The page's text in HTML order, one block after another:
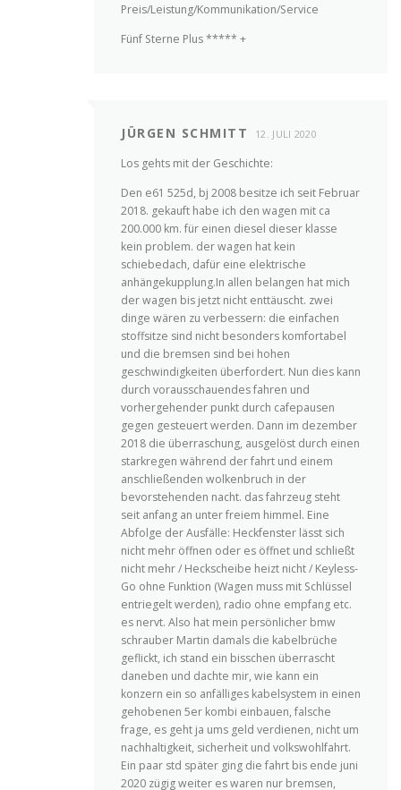
Preis/Leistung/Kommunikation/Service
Fünf Sterne Plus ***** +
JÜRGEN SCHMITT 12. JULI 2020
Los gehts mit der Geschichte:
Den e61 525d, bj 2008 besitze ich seit Februar
2018. gekauft habe ich den wagen mit ca
200.000 km. für einen diesel dieser klasse
kein problem. der wagen hat kein
schiebedach, dafür eine elektrische
anhängekupplung.In allen belangen hat mich
der wagen bis jetzt nicht enttäuscht. zwei
dinge wären zu verbessern: die einfachen
stoffsitze sind nicht besonders komfortabel
und die bremsen sind bei hohen
geschwindigkeiten überfordert. Nun dies kann
durch vorausschauendes fahren und
vorhergehender punkt durch cafepausen
gegen gesteuert werden. Dann im dezember
2018 die überraschung, ausgelöst durch einen
starkregen während der fahrt und einem
anschließenden wolkenbruch in der
bevorstehenden nacht. das fahrzeug steht
seit anfang an unter freiem himmel. Eine
Abfolge der Ausfälle: Heckfenster lässt sich
nicht mehr öffnen oder es öffnet und schließt
nicht mehr / Heckscheibe heizt nicht / Keyless-
Go ohne Funktion (Wagen muss mit Schlüssel
entriegelt werden), radio ohne empfang etc.
es nervt. Also hat mein persönlicher bmw
schrauber Martin damals die kabelbrüche
geflickt, ich stand ein bisschen überrascht
daneben und dachte mir, wie kann ein
konzern ein so anfälliges kabelsystem in einen
gehobenen 5er kombi einbauen, falsche
frage, es geht ja ums geld verdienen, nicht um
nachhaltigkeit, sicherheit und volkswohlfahrt.
Ein paar std später ging die fahrt bis ende juni
2020 zügig weiter es waren nur bremsen,